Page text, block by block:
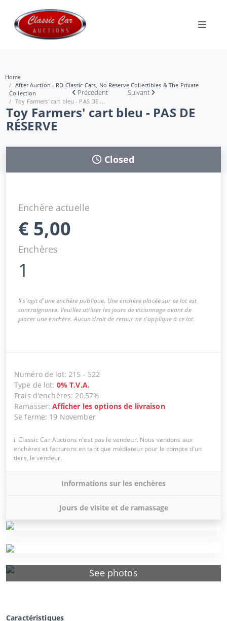
Home
After Auction - RD Classic Cars, No Reserve Collectibles & The Private
Collection
Toy Farmers' cart bleu - PAS DE ...
Précédent Suivant
Toy Farmers' cart bleu - PAS DE
RÉSERVE
See photos
Closed
Enchère actuelle
€ 5,00
Enchères
1
Il s'agit d'une enchère publique. Une enchère placée sur ce lot est
contraignante. Veuillez utiliser les jours de visionnage avant de
placer une enchère. Aucun droit de retour ne s'applique à ce lot.
Numéro de lot:215 - 522
Type de lot: 0% T.V.A.
Frais d'enchères:20,57%
Ramasser:Afficher les options de livraison
Se ferme: 19 November
Classic Car Auctions n'est pas le vendeur. Nous vendons aux
enchères et facturons en tant que médiateur pour le compte d'un
tiers, le vendeur.
Informations sur les enchères
Jours de visite et de ramassage
Caractéristiques